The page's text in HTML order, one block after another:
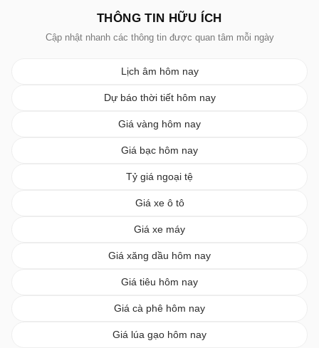
THÔNG TIN HỮU ÍCH
Cập nhật nhanh các thông tin được quan tâm mỗi ngày
Lịch âm hôm nay
Dự báo thời tiết hôm nay
Giá vàng hôm nay
Giá bạc hôm nay
Tỷ giá ngoại tệ
Giá xe ô tô
Giá xe máy
Giá xăng dầu hôm nay
Giá tiêu hôm nay
Giá cà phê hôm nay
Giá lúa gạo hôm nay